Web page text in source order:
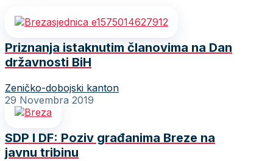
Priznanja istaknutim članovima na Dan
državnosti BiH
Zeničko-dobojski kanton
29 Novembra 2019
SDP I DF: Poziv građanima Breze na
javnu tribinu